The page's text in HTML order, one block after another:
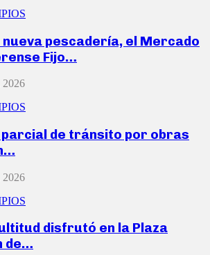
nueva pescadería, el Mercado
Fijo…
2026
de tránsito por obras
2026
disfrutó en la Plaza
de…